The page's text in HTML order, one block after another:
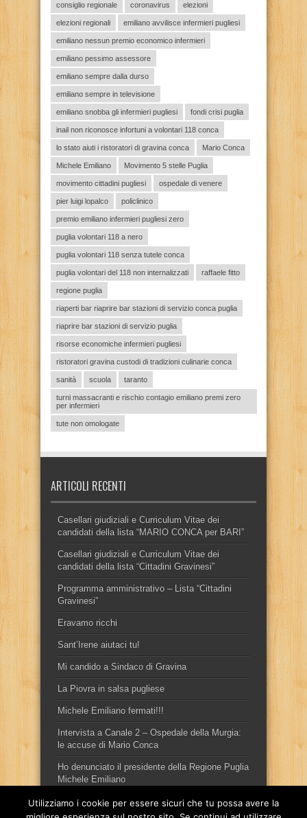
consiglio regionale coronavirus elezioni
elezioni regionali emiliano avvilisce infermieri pugliesi
emiliano nessun premio economico infermieri
emiliano pessimo assessore
emiliano sempre dalla durso
emiliano sempre in televisione
emiliano snobba gli infermieri pugliesi fondi crisi puglia
inail non riconosce infortuni a volontari 118 conca
lo stato aiuti i ristoratori di gravina conca Mario Conca
Michele Emiliano Movimento 5 stelle Puglia
movimento cittadini pugliesi ospedale di venere
pier luigi lopalco policlinico
premio emiliano infermieri pugliesi zero
puglia volontari 118 a nero
puglia volontari 118 senza tutele conca
puglia volontari del 118 non internalizzati raffaele fitto
regione puglia
riaperti bar riaprire bar stazioni di servizio conca puglia
riaprire bar stazioni di servizio puglia
risorse economiche infermieri pugliesi
ristoratori gravina custodi di tradizioni culinarie conca
sanità scuola taranto
turni massacranti e rischio contagio emiliano premi zero
per infermieri
tute non omologate
ARTICOLI RECENTI
Casellari giudiziali e Curriculum Vitae dei
candidati della lista “MARIO CONCA per BARI”
Casellari giudiziali e Curriculum Vitae dei
candidati della lista “Cittadini Gravinesi”
Programma amministrativo – Lista “Cittadini
Gravinesi”
Eravamo ricchi
Sant’Irene aiutaci tu!
Mi candido a Sindaco di Gravina
La Piovra in salsa pugliese
Michele Emiliano fermati!!!
Intervista a Canale 2 – Ospedale della Murgia:
le accuse di Mario Conca
Ho denunciato il presidente della Regione Puglia
Michele Emiliano
Utilizziamo i cookie per essere sicuri che tu possa avere la